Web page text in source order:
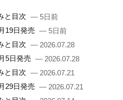
と目次 — 5日前
19日発売 — 5日前
と目次 — 2026.07.28
5日発売 — 2026.07.28
と目次 — 2026.07.21
29日発売 — 2026.07.21